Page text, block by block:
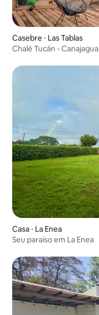
Casebre ⋅ Las Tablas
Chalé Tucán - Canajagua
Casa ⋅ La Enea
Seu paraíso em La Enea